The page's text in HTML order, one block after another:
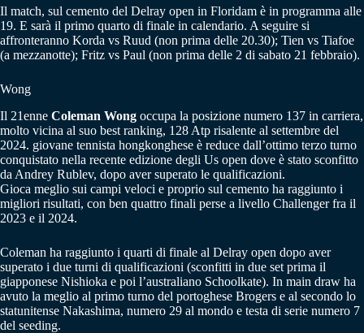
Il match, sul cemento del Delray open in Floridam è in programma alle
19. E sarà il primo quarto di finale in calendario. A seguire si
affronteranno Korda vs Ruud (non prima delle 20.30); Tien vs Tiafoe
(a mezzanotte); Fritz vs Paul (non prima delle 2 di sabato 21 febbraio).
Wong
Il 21enne Coleman Wong occupa la posizione numero 137 in carriera,
molto vicina al suo best ranking, 128 Atp risalente al settembre del
2024. giovane tennista hongkonghese è reduce dall’ottimo terzo turno
conquistato nella recente edizione degli Us open dove è stato sconfitto
da Andrey Rublev, dopo aver superato le qualificazioni.
Gioca meglio sui campi veloci e proprio sul cemento ha raggiunto i
migliori risultati, con ben quattro finali perse a livello Challenger fra il
2023 e il 2024.
Coleman ha raggiunto i quarti di finale al Delray open dopo aver
superato i due turni di qualificazioni (sconfitti in due set prima il
giapponese Nishioka e poi l’australiano Schoolkate). In main draw ha
avuto la meglio al primo turno del portoghese Brogers e al secondo lo
statunitense Nakashima, numero 29 al mondo e testa di serie numero 7
del seeding.